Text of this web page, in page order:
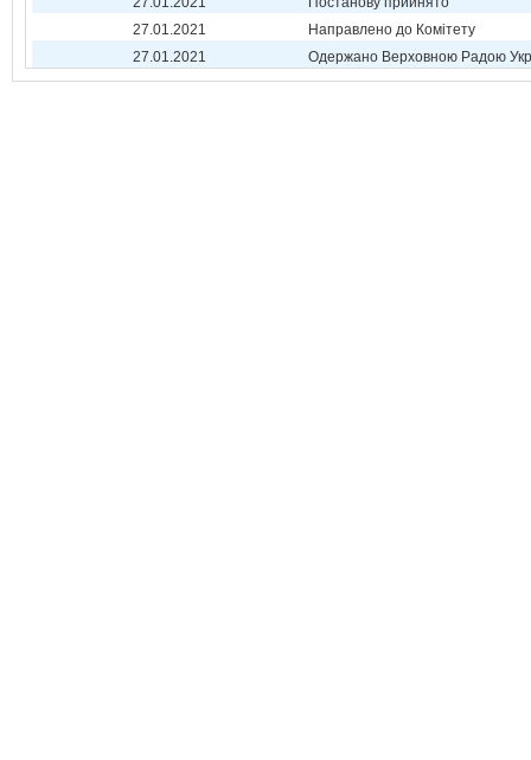
27.01.2021
Направлено до Комітету
27.01.2021
Одержано Верховною Радою